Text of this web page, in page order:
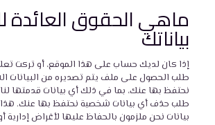
ماهي الحقوق العائدة
بياناتك
إذا كان لديك حساب على هذا الموقع، أو تركت
طلب الحصول على ملف يتم تصديره من البيانات
نحتفظ بها عنك، بما في ذلك أي بيانات قدمتها
طلب حذف أي بيانات شخصية نحتفظ بها عنك.
بيانات نحن ملزمون بالحفاظ عليها لأغراض إدارية